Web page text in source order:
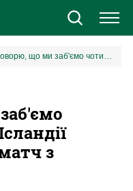
«Не говорю, що ми заб'ємо чотири Україні»: в Ісландії розкрили план на матч з командою Реброва
з